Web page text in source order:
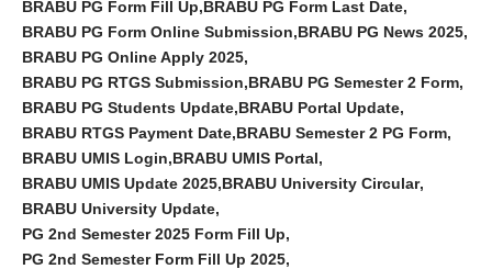
BRABU PG Form Fill Up BRABU PG Form Last Date
BRABU PG Form Online Submission BRABU PG News 2025
BRABU PG Online Apply 2025
BRABU PG RTGS Submission BRABU PG Semester 2 Form
BRABU PG Students Update BRABU Portal Update
BRABU RTGS Payment Date BRABU Semester 2 PG Form
BRABU UMIS Login BRABU UMIS Portal
BRABU UMIS Update 2025 BRABU University Circular
BRABU University Update
PG 2nd Semester 2025 Form Fill Up
PG 2nd Semester Form Fill Up 2025